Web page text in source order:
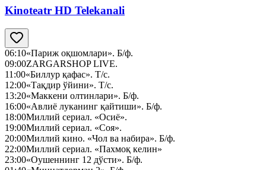
Kinoteatr HD Telekanali
06:10«Париж оқшомлари». Б/ф.
09:00ZARGARSHOP LIVE.
11:00«Биллур қафас». Т/с.
12:00«Тақдир ўйини». Т/с.
13:20«Маккени олтинлари». Б/ф.
16:00«Авлиё луканинг қайтиши». Б/ф.
18:00Миллий сериал. «Осиё».
19:00Миллий сериал. «Соя».
20:00Миллий кино. «Чол ва набира». Б/ф.
22:00Миллий сериал. «Пахмоқ келин»
23:00«Оушеннинг 12 дўсти». Б/ф.